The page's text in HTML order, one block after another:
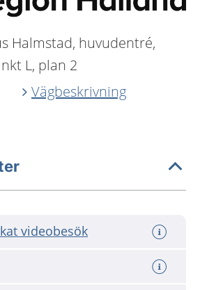
Halmstad, huvudentré,
L, plan 2
Vägbeskrivning
videobesök